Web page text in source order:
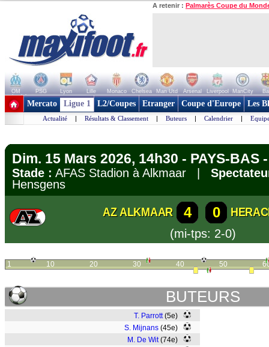
A retenir : Palmarès Coupe du
OM PSG Lyon Lille Monaco Chelsea Man Utd Arsenal Liverpool ManCity
+ de clubs
Mercato Ligue 1 L2/Coupes Etranger Coupe d'Europe Les
Actualité | Résultats & Classement | Buteurs | Calendrier |
Dim. 15 Mars 2026, 14h30 - PAYS-BAS
Stade : AFAS Stadion à Alkmaar |
Hensgens
AZ ALKMAAR 4 0
(mi-tps: 2-0)
1 10 20 30 40 50
BUTEURS
T. Parrott(5e)
S. Mijnans (45e)
M. De Wit(74e)